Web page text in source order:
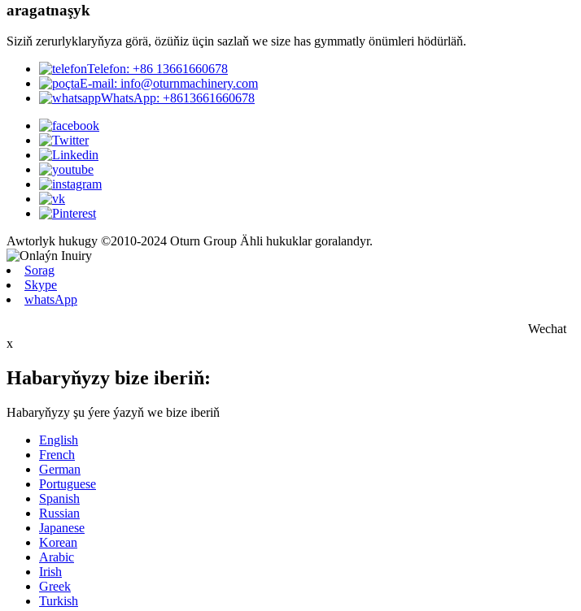
aragatnaşyk
Siziň zerurlyklaryňyza görä, özüňiz üçin sazlaň we size has gymmatly önümleri hödürläň.
Telefon: +86 13661660678
E-mail: info@oturnmachinery.com
WhatsApp: +8613661660678
Awtorlyk hukugy ©2010-2024 Oturn Group Ähli hukuklar goralandyr.
Sorag
Skype
whatsApp
Wechat
x
Habaryňyzy bize iberiň:
Habaryňyzy şu ýere ýazyň we bize iberiň
English
French
German
Portuguese
Spanish
Russian
Japanese
Korean
Arabic
Irish
Greek
Turkish